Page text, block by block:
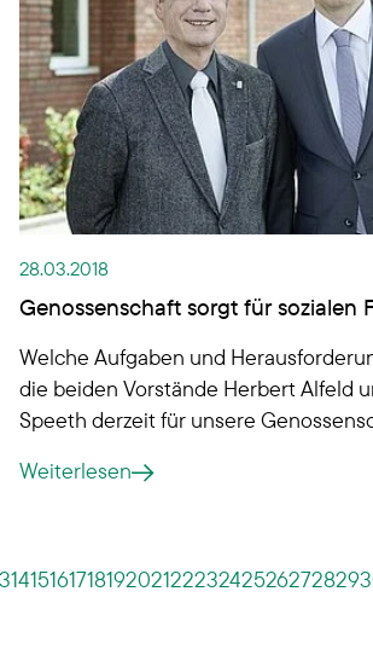
28.03.2018
Genossenschaft sorgt für sozialen
Welche Aufgaben und
die beiden Vorstände Herbert Alfeld
Speeth derzeit für unsere
Immobilienpreise, Kinder-
Weiterlesen
14151617181920212223242526272829